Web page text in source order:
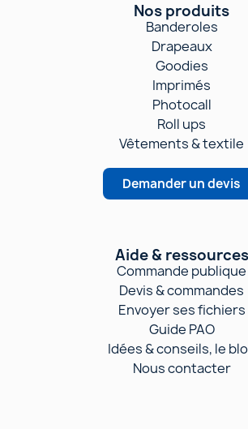
Nos produits
Banderoles
Drapeaux
Goodies
Imprimés
Photocall
Roll ups
Vêtements & textile
Demander un devis
Aide & ressources
Commande publique
Devis & commandes
Envoyer ses fichiers
Guide PAO
Idées & conseils, le
Nous contacter